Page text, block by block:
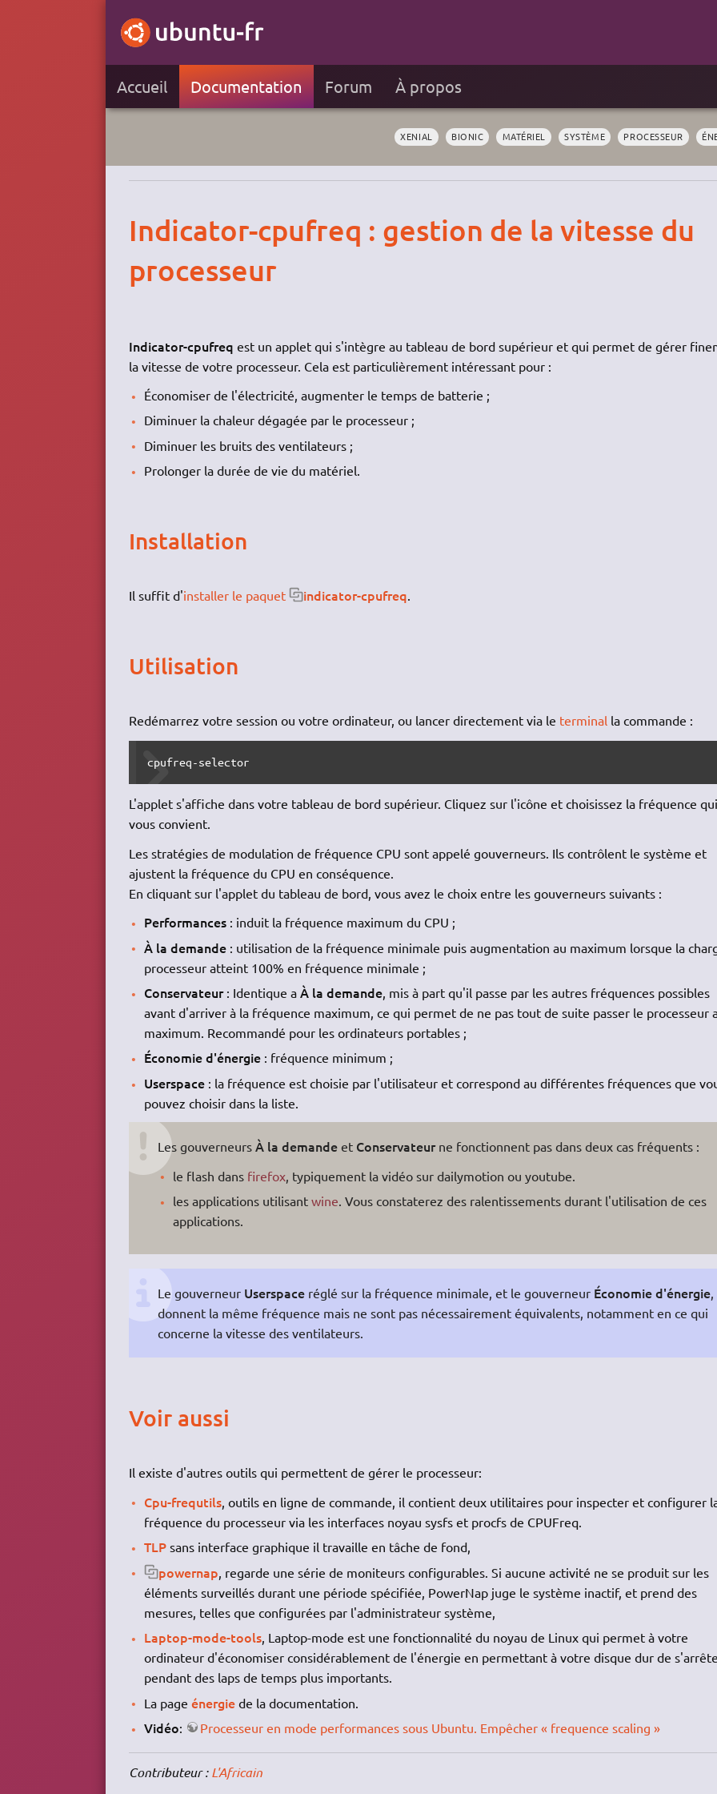
Accueil Documentation Forum À propos
XENIAL BIONIC MATÉRIEL SYSTÈME PROCESSEUR
Indicator-cpufreq : gestion de la vitesse du
processeur
Indicator-cpufreq est un applet qui s'intègre au tableau de bord supérieur et qui permet de gérer
la vitesse de votre processeur. Cela est particulièrement intéressant pour :
Économiser de l'électricité, augmenter le temps de batterie ;
Diminuer la chaleur dégagée par le processeur ;
Diminuer les bruits des ventilateurs ;
Prolonger la durée de vie du matériel.
Installation
Il suffit d'installer le paquet indicator-cpufreq.
Utilisation
Redémarrez votre session ou votre ordinateur, ou lancer directement via le terminalla commande :
cpufreq-selector
L'applet s'affiche dans votre tableau de bord supérieur. Cliquez sur l'icône et choisissez la fréquence qui
vous convient.
Les stratégies de modulation de fréquence CPU sont appelé gouverneurs. Ils contrôlent le système et
ajustent la fréquence du CPU en conséquence.
En cliquant sur l'applet du tableau de bord, vous avez le choix entre les gouverneurs suivants :
Performances : induit la fréquence maximum du CPU ;
À la demande : utilisation de la fréquence minimale puis augmentation au maximum lorsque la
processeur atteint 100% en fréquence minimale ;
Conservateur: Identique aÀ la demande, mis à part qu'il passe par les autres fréquences possibles
avant d'arriver à la fréquence maximum, ce qui permet de ne pas tout de suite passer le processeur
maximum. Recommandé pour les ordinateurs portables ;
Économie d'énergie : fréquence minimum ;
Userspace : la fréquence est choisie par l'utilisateur et correspond au différentes fréquences que
pouvez choisir dans la liste.
Les gouverneurs À la demandeet Conservateurne fonctionnent pas dans deux cas fréquents :
le flash dans firefox , typiquement la vidéo sur dailymotion ou youtube.
les applications utilisantwine. Vous constaterez des ralentissements durant l'utilisation de ces
applications.
Le gouverneur Userspaceréglé sur la fréquence minimale, et le gouverneur Économie d'énergie,
donnent la même fréquence mais ne sont pas nécessairement équivalents, notamment en ce qui
concerne la vitesse des ventilateurs.
Voir aussi
Il existe d'autres outils qui permettent de gérer le processeur:
Cpu-frequtils , outils en ligne de commande, il contient deux utilitaires pour inspecter et configurer
fréquence du processeur via les interfaces noyau sysfs et procfs de CPUFreq.
TLP sans interface graphique il travaille en tâche de fond,
powernap , regarde une série de moniteurs configurables. Si aucune activité ne se produit sur les
éléments surveillés durant une période spécifiée, PowerNap juge le système inactif, et prend des
mesures, telles que configurées par l'administrateur système,
Laptop-mode-tools, Laptop-mode est une fonctionnalité du noyau de Linux qui permet à votre
ordinateur d'économiser considérablement de l'énergie en permettant à votre disque dur de
pendant des laps de temps plus importants.
La pageénergie de la documentation.
Vidéo: Processeur en mode performances sous Ubuntu. Empêcher « frequence scaling »
Contributeur :L'Africain